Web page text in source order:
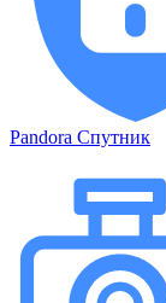
Pandora Спутник